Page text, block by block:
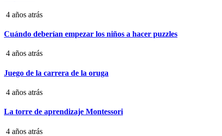
4 años atrás
Cuándo deberían empezar los niños a hacer puzzles
4 años atrás
Juego de la carrera de la oruga
4 años atrás
La torre de aprendizaje Montessori
4 años atrás